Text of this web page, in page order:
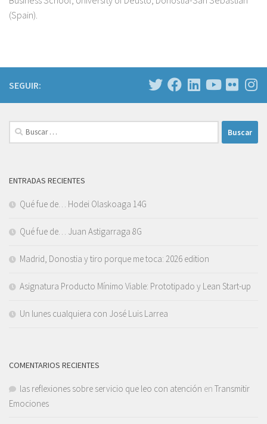
(Spain).
SEGUIR:
Buscar:
ENTRADAS RECIENTES
Qué fue de… Hodei Olaskoaga 14G
Qué fue de… Juan Astigarraga 8G
Madrid, Donostia y tiro porque me toca: 2026 edition
Asignatura Producto Mínimo Viable: Prototipado y Lean Start-up
Un lunes cualquiera con José Luis Larrea
COMENTARIOS RECIENTES
las reflexiones sobre servicio que leo con atención en Transmitir
Emociones